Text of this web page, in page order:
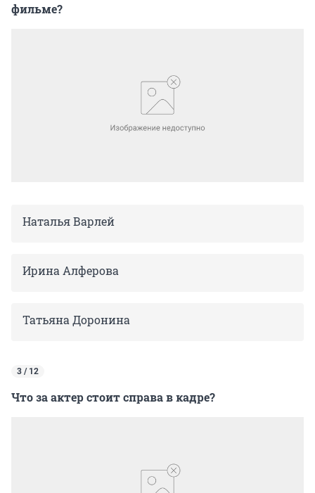
фильме?
Наталья Варлей
Ирина Алферова
Татьяна Доронина
3 / 12
Что за актер стоит справа в кадре?